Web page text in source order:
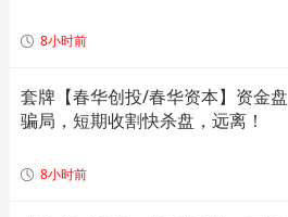
8小时前
套牌【春华创投/春华资本】资金盘
骗局，短期收割快杀盘，远离！
8小时前